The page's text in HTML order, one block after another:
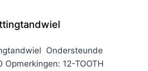
Ondersteunde
12-TOOTH